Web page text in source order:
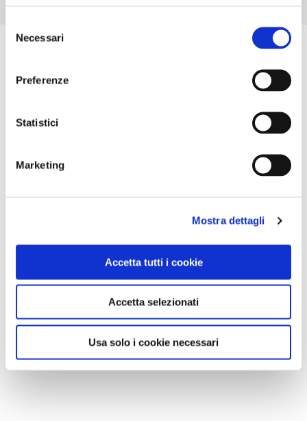
delNecessari
Preferenze
Statistici
Marketing
Mostra dettagli
Accetta tutti i cookie
Accetta selezionati
Usa solo i cookie necessari